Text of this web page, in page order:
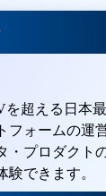
を超える日本
フォームの運
・プロダクト
験できます。